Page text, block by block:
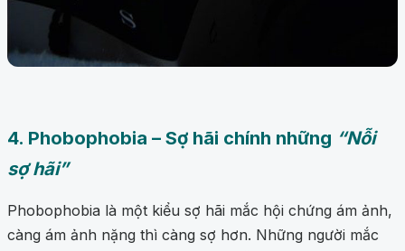
4. Phobophobia – Sợ hãi chính những “Nỗi
sợ hãi”
Phobophobia là một kiểu sợ hãi mắc hội chứng ám ảnh,
càng ám ảnh nặng thì càng sợ hơn. Những người mắc